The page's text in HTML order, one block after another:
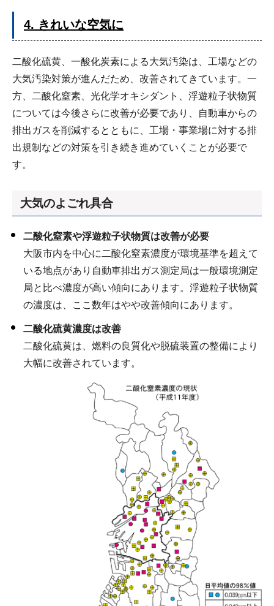
4. きれいな空気に
二酸化硫黄、一酸化炭素による大気汚染は、工場などの
大気汚染対策が進んだため、改善されてきています。一
方、二酸化窒素、光化学オキシダント、浮遊粒子状物質
については今後さらに改善が必要であり、自動車からの
排出ガスを削減するとともに、工場・事業場に対する排
出規制などの対策を引き続き進めていくことが必要で
す。
大気のよごれ具合
二酸化窒素や浮遊粒子状物質は改善が必要
大阪市内を中心に二酸化窒素濃度が環境基準を超えて
いる地点があり自動車排出ガス測定局は一般環境測定
局と比べ濃度が高い傾向にあります。浮遊粒子状物質
の濃度は、ここ数年はやや改善傾向にあります。
二酸化硫黄濃度は改善
二酸化硫黄は、燃料の良質化や脱硫装置の整備により
大幅に改善されています。